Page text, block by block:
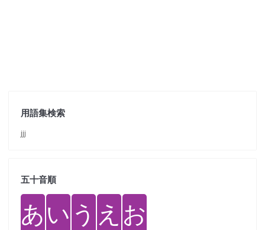
用語集検索
jjj
五十音順
あい う え お